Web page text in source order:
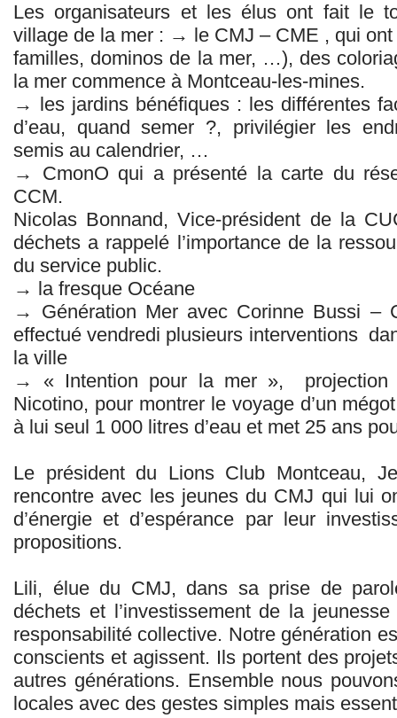
Les organisateurs et les élus ont fait le
village de la mer : → le CMJ – CME , qui
familles, dominos de la mer, …), des
la mer commence à Montceau-les-mines.
→ les jardins bénéfiques : les différentes
d’eau, quand semer ?, privilégier les
semis au calendrier, …
→ CmonO qui a présenté la carte du
CCM.
Nicolas Bonnand, Vice-président de la
déchets a rappelé l’importance de la
du service public.
→ la fresque Océane
→ Génération Mer avec Corinne Bussi –
effectué vendredi plusieurs interventions
la ville
→ « Intention pour la mer », projection
Nicotino, pour montrer le voyage d’un
à lui seul 1 000 litres d’eau et met 25 ans
Le président du Lions Club Montceau,
rencontre avec les jeunes du CMJ qui lui
d’énergie et d’espérance par leur
propositions.
Lili, élue du CMJ, dans sa prise de
déchets et l’investissement de la
responsabilité collective. Notre génération
conscients et agissent. Ils portent des
autres générations. Ensemble nous
locales avec des gestes simples mais